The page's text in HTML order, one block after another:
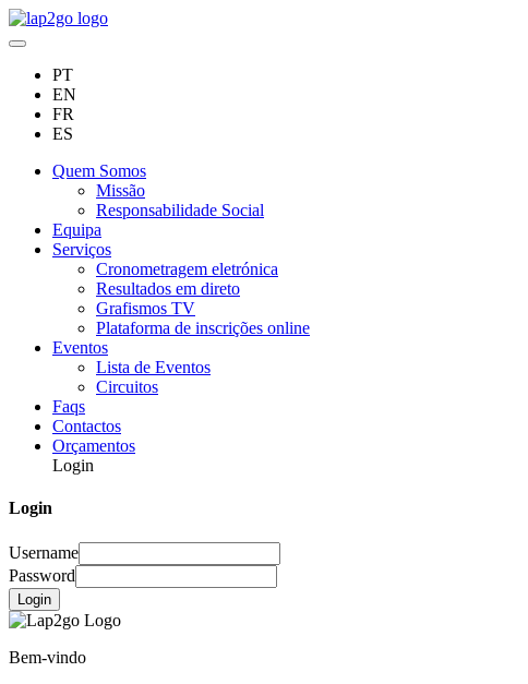
PT
EN
FR
ES
Quem Somos
Missão
Responsabilidade Social
Equipa
Serviços
Cronometragem eletrónica
Resultados em direto
Grafismos TV
Plataforma de inscrições online
Eventos
Lista de Eventos
Circuitos
Faqs
Contactos
Orçamentos
Login
Login
Username
Password
Login
Bem-vindo